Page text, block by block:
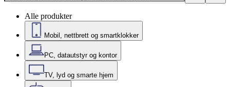
Alle produkter
Mobil, nettbrett og smartklokker
PC, datautstyr og kontor
TV, lyd og smarte hjem